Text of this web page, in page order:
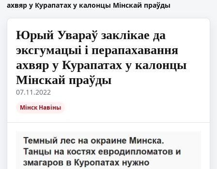
ахвяр у Курапатах у калонцы Мінскай праўды
Юрый Увараў заклікае да
эксгумацыі і перапахавання
ахвяр у Курапатах у калонцы
Мінскай праўды
07.11.2022
Мінск Навіны